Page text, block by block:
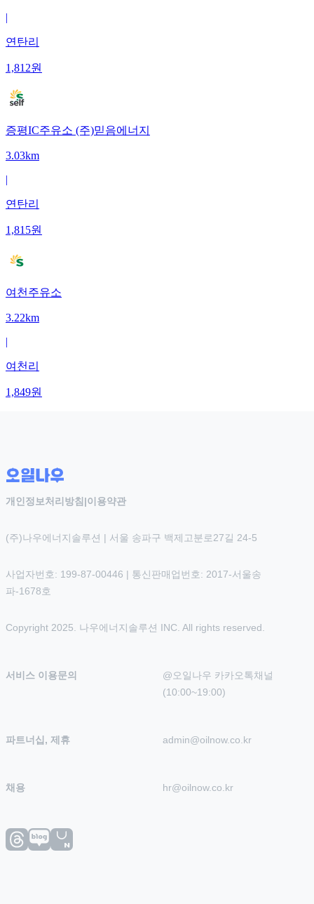
|
연탄리
1,812원
증평IC주유소 (주)믿음에너지
3.03km
|
연탄리
1,815원
여천주유소
3.22km
|
여천리
1,849원
개인정보처리방침|이용약관
(주)나우에너지솔루션 | 서울 송파구 백제고분로27길 24-5
사업자번호: 199-87-00446 | 통신판매업번호: 2017-서울송
파-1678호
Copyright 2025. 나우에너지솔루션 INC. All rights reserved.
서비스 이용문의
@오일나우 카카오톡채널
(10:00~19:00)
파트너십, 제휴 admin@oilnow.co.kr
채용 hr@oilnow.co.kr